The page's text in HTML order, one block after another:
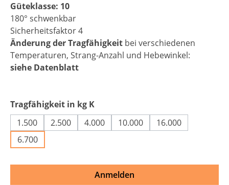
Güteklasse: 10
180° schwenkbar
Sicherheitsfaktor 4
Änderung der Tragfähigkeit bei verschiedenen
Temperaturen, Strang-Anzahl und Hebewinkel:
siehe Datenblatt
Tragfähigkeit in kg Kauswählen
1.500
2.500 4.000 10.000
16.000
6.700
Anmelden